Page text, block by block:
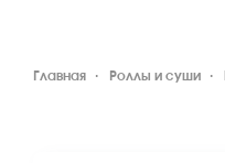
Главная Роллы и суши